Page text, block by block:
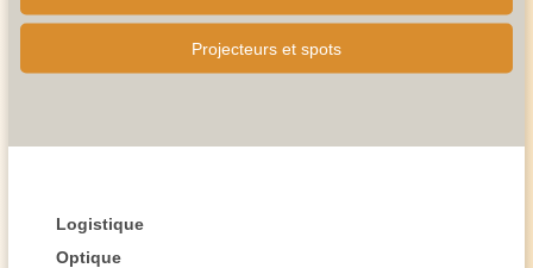
Projecteurs et spots
Logistique
Optique